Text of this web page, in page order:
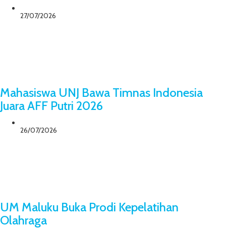
27/07/2026
Mahasiswa UNJ Bawa Timnas Indonesia
Juara AFF Putri 2026
26/07/2026
UM Maluku Buka Prodi Kepelatihan
Olahraga